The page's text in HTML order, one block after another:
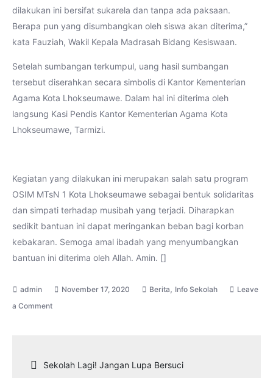
dilakukan ini bersifat sukarela dan tanpa ada paksaan.
Berapa pun yang disumbangkan oleh siswa akan diterima,”
kata Fauziah, Wakil Kepala Madrasah Bidang Kesiswaan.
Setelah sumbangan terkumpul, uang hasil sumbangan
tersebut diserahkan secara simbolis di Kantor Kementerian
Agama Kota Lhokseumawe. Dalam hal ini diterima oleh
langsung Kasi Pendis Kantor Kementerian Agama Kota
Lhokseumawe, Tarmizi.
Kegiatan yang dilakukan ini merupakan salah satu program
OSIM MTsN 1 Kota Lhokseumawe sebagai bentuk solidaritas
dan simpati terhadap musibah yang terjadi. Diharapkan
sedikit bantuan ini dapat meringankan beban bagi korban
kebakaran. Semoga amal ibadah yang menyumbangkan
bantuan ini diterima oleh Allah. Amin. []
November 17, 2020 Berita, Info Sekolah
Leave
a Commenton
Kota
Navigasi
Sekolah Lagi! Jangan Lupa Bersuci